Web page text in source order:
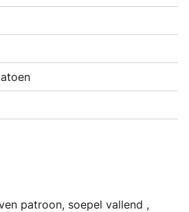
patroon, soepel vallend ,